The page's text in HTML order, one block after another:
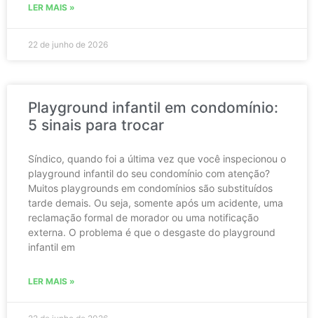
LER MAIS »
22 de junho de 2026
Playground infantil em condomínio:
5 sinais para trocar
Síndico, quando foi a última vez que você inspecionou o
playground infantil do seu condomínio com atenção?
Muitos playgrounds em condomínios são substituídos
tarde demais. Ou seja, somente após um acidente, uma
reclamação formal de morador ou uma notificação
externa. O problema é que o desgaste do playground
infantil em
LER MAIS »